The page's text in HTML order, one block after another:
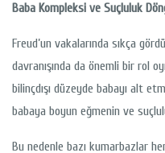
Baba Kompleksi ve Suçluluk
Freud’un vakalarında sıkça
davranışında da önemli bir rol
bilinçdışı düzeyde babayı alt
babaya boyun eğmenin ve
Bu nedenle bazı kumarbazlar